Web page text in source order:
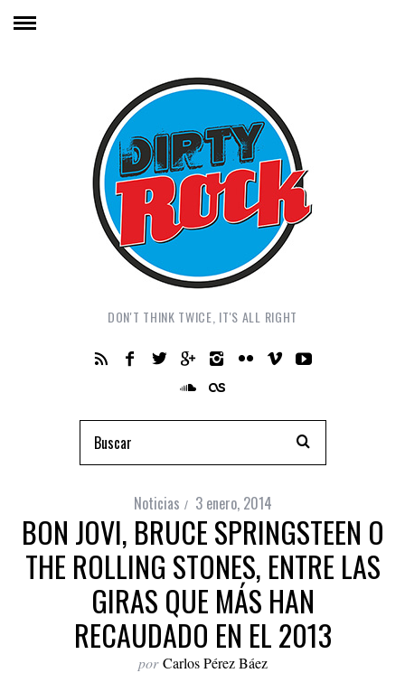
DON'T THINK TWICE, IT'S ALL RIGHT
Noticias 3 enero, 2014
BON JOVI, BRUCE SPRINGSTEEN O
THE ROLLING STONES, ENTRE LAS
GIRAS QUE MÁS HAN
RECAUDADO EN EL 2013
por Carlos Pérez Báez